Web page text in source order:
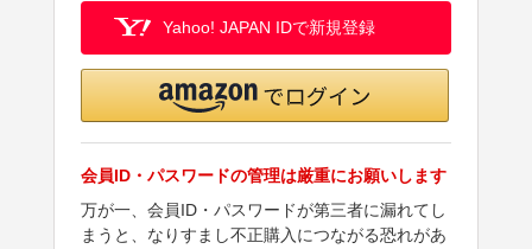
Yahoo! JAPAN IDで新規登録
会員ID・パスワードの管理は厳重にお願いします
万が一、会員ID・パスワードが第三者に漏れてし
まうと、なりすまし不正購入につながる恐れがあ